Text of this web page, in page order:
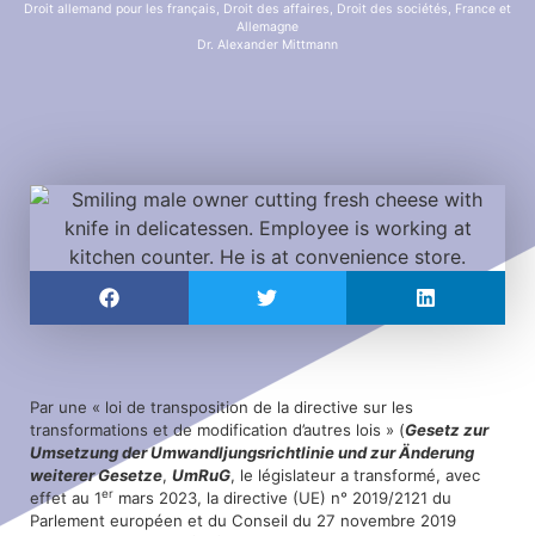
Droit allemand pour les français, Droit des affaires, Droit des sociétés, France et
Allemagne
Dr. Alexander Mittmann
Par une « loi de transposition de la directive sur les
transformations et de modification d’autres lois » (Gesetz zur
Umsetzung der Umwandljungsrichtlinie und zur Änderung
weiterer Gesetze, UmRuG, le législateur a transformé, avec
effet au 1er mars 2023, la directive (UE) n° 2019/2121 du
Parlement européen et du Conseil du 27 novembre 2019